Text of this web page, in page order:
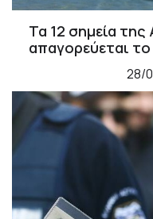
Τα 12 σημεία
απαγορεύεται
28/